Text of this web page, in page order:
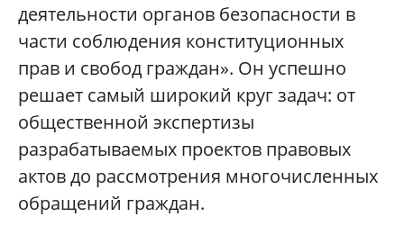
деятельности органов безопасности в
части соблюдения конституционных
прав и свобод граждан». Он успешно
решает самый широкий круг задач: от
общественной экспертизы
разрабатываемых проектов правовых
актов до рассмотрения многочисленных
обращений граждан.